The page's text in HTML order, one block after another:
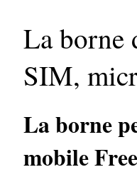
La borne
SIM,
La borne
mobile